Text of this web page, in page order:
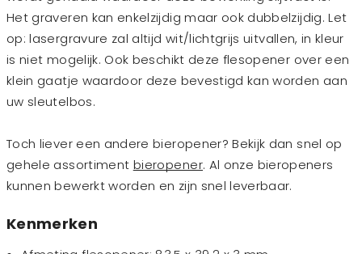
Het graveren kan enkelzijdig maar ook dubbelzijdig. Let
op: lasergravure zal altijd wit/lichtgrijs uitvallen, in kleur
is niet mogelijk. Ook beschikt deze flesopener over een
klein gaatje waardoor deze bevestigd kan worden aan
uw sleutelbos.
Toch liever een andere bieropener? Bekijk dan snel op
gehele assortiment bieropener. Al onze bieropeners
kunnen bewerkt worden en zijn snel leverbaar.
Kenmerken